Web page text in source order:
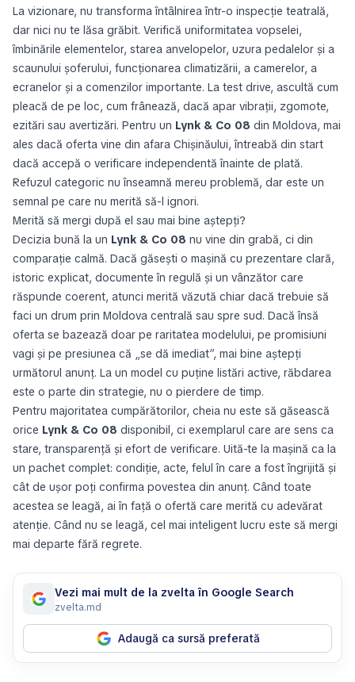
La vizionare, nu transforma întâlnirea într-o inspecție teatrală,
dar nici nu te lăsa grăbit. Verifică uniformitatea vopselei,
îmbinările elementelor, starea anvelopelor, uzura pedalelor și a
scaunului șoferului, funcționarea climatizării, a camerelor, a
ecranelor și a comenzilor importante. La test drive, ascultă cum
pleacă de pe loc, cum frânează, dacă apar vibrații, zgomote,
ezitări sau avertizări. Pentru un Lynk & Co 08 din Moldova, mai
ales dacă oferta vine din afara Chișinăului, întreabă din start
dacă accepă o verificare independentă înainte de plată.
Refuzul categoric nu înseamnă mereu problemă, dar este un
semnal pe care nu merită să-l ignori.
Merită să mergi după el sau mai bine aștepți?
Decizia bună la un Lynk & Co 08 nu vine din grabă, ci din
comparație calmă. Dacă găsești o mașină cu prezentare clară,
istoric explicat, documente în regulă și un vânzător care
răspunde coerent, atunci merită văzută chiar dacă trebuie să
faci un drum prin Moldova centrală sau spre sud. Dacă însă
oferta se bazează doar pe raritatea modelului, pe promisiuni
vagi și pe presiunea că „se dă imediat”, mai bine aștepți
următorul anunț. La un model cu puține listări active, răbdarea
este o parte din strategie, nu o pierdere de timp.
Pentru majoritatea cumpărătorilor, cheia nu este să găsească
orice Lynk & Co 08 disponibil, ci exemplarul care are sens ca
stare, transparență și efort de verificare. Uită-te la mașină ca la
un pachet complet: condiție, acte, felul în care a fost îngrijită și
cât de ușor poți confirma povestea din anunț. Când toate
acestea se leagă, ai în față o ofertă care merită cu adevărat
atenție. Când nu se leagă, cel mai inteligent lucru este să mergi
mai departe fără regrete.
Vezi mai mult de la zvelta în Google Search
zvelta.md
Adaugă ca sursă preferată